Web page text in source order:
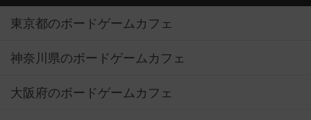
東京都のボードゲームカフェ
神奈川県のボードゲームカフェ
大阪府のボードゲームカフェ